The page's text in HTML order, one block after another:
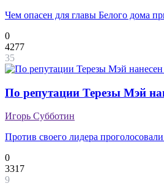
Чем опасен для главы Белого дома
0
4277
35
По репутации Терезы Мэй
Игорь Субботин
Против своего лидера
0
3317
9